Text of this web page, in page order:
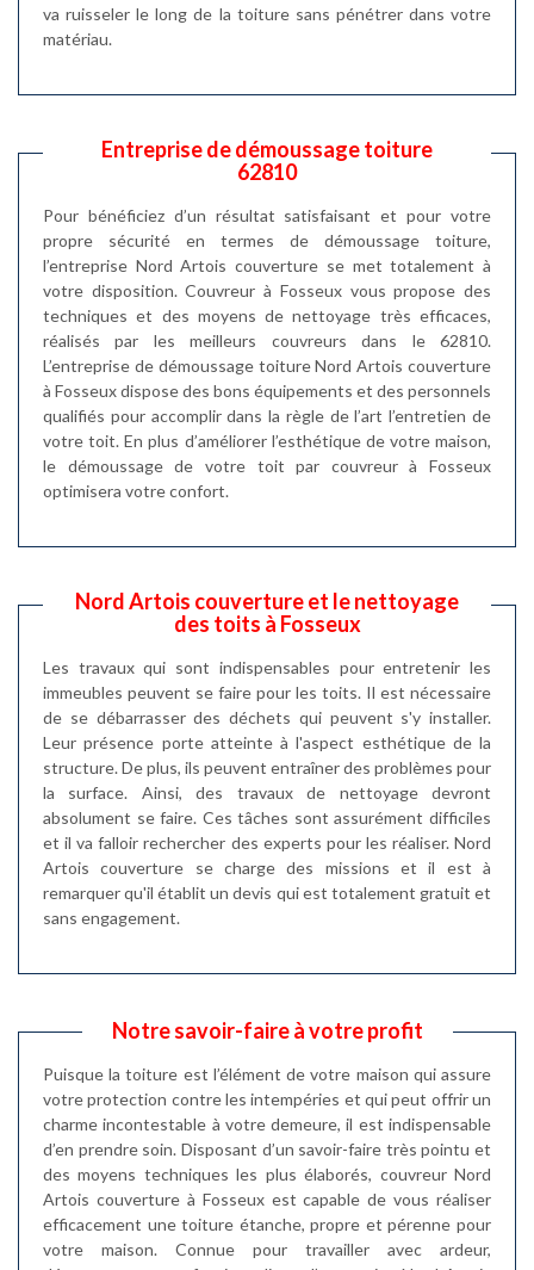
va ruisseler le long de la toiture sans pénétrer dans votre
matériau.
Entreprise de démoussage toiture
62810
Pour bénéficiez d’un résultat satisfaisant et pour votre
propre sécurité en termes de démoussage toiture,
l’entreprise Nord Artois couverture se met totalement à
votre disposition. Couvreur à Fosseux vous propose des
techniques et des moyens de nettoyage très efficaces,
réalisés par les meilleurs couvreurs dans le 62810.
L’entreprise de démoussage toiture Nord Artois couverture
à Fosseux dispose des bons équipements et des personnels
qualifiés pour accomplir dans la règle de l’art l’entretien de
votre toit. En plus d’améliorer l’esthétique de votre maison,
le démoussage de votre toit par couvreur à Fosseux
optimisera votre confort.
Nord Artois couverture et le nettoyage
des toits à Fosseux
Les travaux qui sont indispensables pour entretenir les
immeubles peuvent se faire pour les toits. Il est nécessaire
de se débarrasser des déchets qui peuvent s'y installer.
Leur présence porte atteinte à l'aspect esthétique de la
structure. De plus, ils peuvent entraîner des problèmes pour
la surface. Ainsi, des travaux de nettoyage devront
absolument se faire. Ces tâches sont assurément difficiles
et il va falloir rechercher des experts pour les réaliser. Nord
Artois couverture se charge des missions et il est à
remarquer qu'il établit un devis qui est totalement gratuit et
sans engagement.
Notre savoir-faire à votre profit
Puisque la toiture est l’élément de votre maison qui assure
votre protection contre les intempéries et qui peut offrir un
charme incontestable à votre demeure, il est indispensable
d’en prendre soin. Disposant d’un savoir-faire très pointu et
des moyens techniques les plus élaborés, couvreur Nord
Artois couverture à Fosseux est capable de vous réaliser
efficacement une toiture étanche, propre et pérenne pour
votre maison. Connue pour travailler avec ardeur,